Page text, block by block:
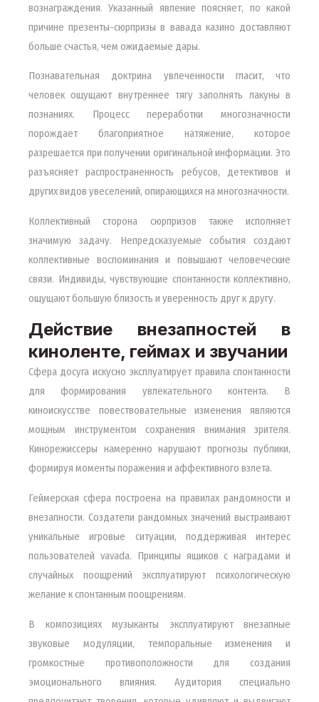
вознаграждения. Указанный явление поясняет, по какой
причине презенты-сюрпризы в вавада казино доставляют
больше счастья, чем ожидаемые дары.
Познавательная доктрина увлеченности гласит, что
человек ощущают внутреннее тягу заполнять лакуны в
познаниях. Процесс переработки многозначности
порождает благоприятное натяжение, которое
разрешается при получении оригинальной информации. Это
разъясняет распространенность ребусов, детективов и
других видов увеселений, опирающихся на многозначности.
Коллективный сторона сюрпризов также исполняет
значимую задачу. Непредсказуемые события создают
коллективные воспоминания и повышают человеческие
связи. Индивиды, чувствующие спонтанности коллективно,
ощущают большую близость и уверенность друг к другу.
Действие внезапностей в
киноленте, геймах и звучании
Сфера досуга искусно эксплуатирует правила спонтанности
для формирования увлекательного контента. В
киноискусстве повествовательные изменения являются
мощным инструментом сохранения внимания зрителя.
Кинорежиссеры намеренно нарушают прогнозы публики,
формируя моменты поражения и аффективного взлета.
Геймерская сфера построена на правилах рандомности и
внезапности. Создатели рандомных значений выстраивают
уникальные игровые ситуации, поддерживая интерес
пользователей vavada. Принципы ящиков с наградами и
случайных поощрений эксплуатируют психологическую
желание к спонтанным поощрениям.
В композициях музыканты эксплуатируют внезапные
звуковые модуляции, темпоральные изменения и
громкостные противоположности для создания
эмоционального влияния. Аудитория специально